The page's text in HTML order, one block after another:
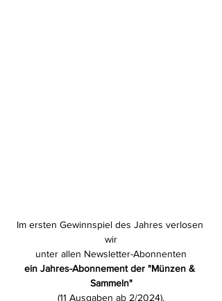
Im ersten Gewinnspiel des Jahres verlosen
wir
unter allen Newsletter-Abonnenten
ein Jahres-Abonnement der "Münzen &
Sammeln"
(11 Ausgaben ab 2/2024).